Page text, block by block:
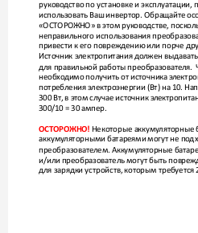
руководство по установке и эксплуатации,
использовать Ваш инвертор. Обращайте
«ОСТОРОЖНО» в этом руководстве, поск
неправильного использования
привести к его повреждению или порче
Источник электропитания должен
для правильной работы преобразователя.
необходимо получить от источника э
потребления электроэнергии (Вт) на 10.
300 Вт, в этом случае источник э
300/10 = 30 ампер.
Некоторые аккумуляторные
ОСТОРОЖНО!
аккумуляторными батареями могут не по
преобразователем. Аккумуляторные
и/или преобразователь могут быть повре
для зарядки устройств, которым требуется